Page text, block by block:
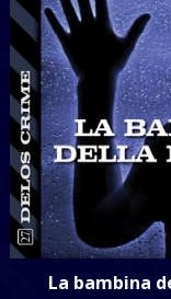
La bambina